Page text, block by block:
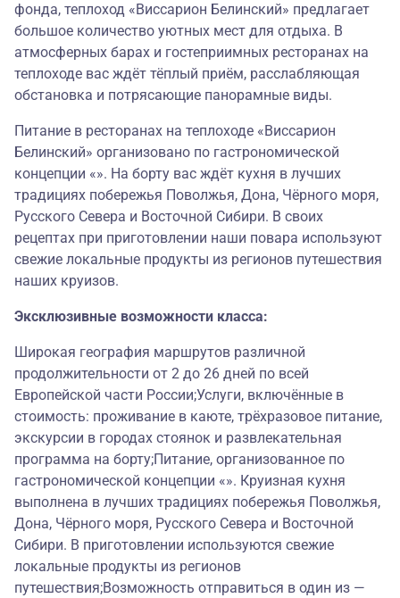
фонда, теплоход «Виссарион Белинский» предлагает
большое количество уютных мест для отдыха. В
атмосферных барах и гостеприимных ресторанах на
теплоходе вас ждёт тёплый приём, расслабляющая
обстановка и потрясающие панорамные виды.
Питание в ресторанах на теплоходе «Виссарион
Белинский» организовано по гастрономической
концепции «». На борту вас ждёт кухня в лучших
традициях побережья Поволжья, Дона, Чёрного моря,
Русского Севера и Восточной Сибири. В своих
рецептах при приготовлении наши повара используют
свежие локальные продукты из регионов путешествия
наших круизов.
Эксклюзивные возможности класса:
Широкая география маршрутов различной
продолжительности от 2 до 26 дней по всей
Европейской части России;Услуги, включённые в
стоимость: проживание в каюте, трёхразовое питание,
экскурсии в городах стоянок и развлекательная
программа на борту;Питание, организованное по
гастрономической концепции «». Круизная кухня
выполнена в лучших традициях побережья Поволжья,
Дона, Чёрного моря, Русского Севера и Восточной
Сибири. В приготовлении используются свежие
локальные продукты из регионов
путешествия;Возможность отправиться в один из —